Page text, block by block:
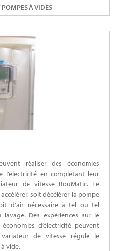
POMPES À VIDES
réaliser des économies
l’électricité en complétant leur
de vitesse BouMatic. Le
soit décélérer la pompe
d’air nécessaire à tel ou tel
Des expériences sur le
d’électricité peuvent
de vitesse régule le
vide.